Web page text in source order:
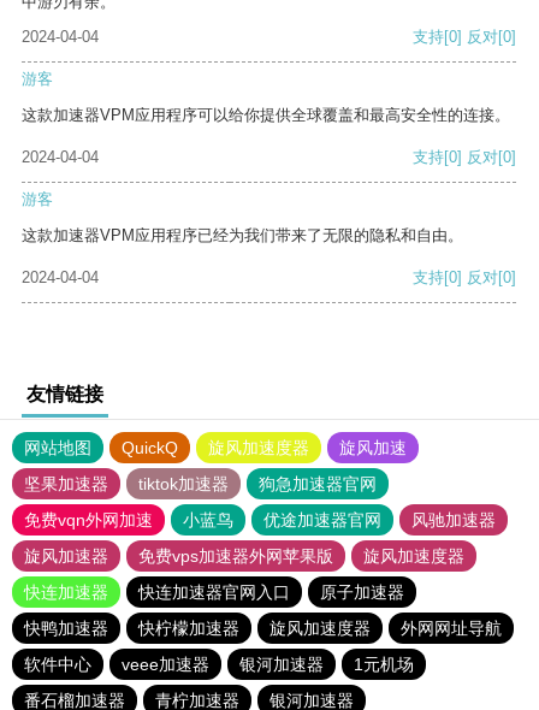
2024-04-04
支持[0] 反对[0]
游客
这款加速器VPM应用程序可以给你提供全球覆盖和最高安全性的连接。
2024-04-04 支持[0] 反对[0]
游客
这款加速器VPM应用程序已经为我们带来了无限的隐私和自由。
2024-04-04 支持[0] 反对[0]
友情链接
网站地图 QuickQ 旋风加速度器
旋风加速
坚果加速器
tiktok加速器
狗急加速器官网
免费vqn外网加速
小蓝鸟 优途加速器官网
风驰加速器
旋风加速器
免费vps加速器外网苹果版
旋风加速度器
快连加速器
快连加速器官网入口
原子加速器
快鸭加速器
快柠檬加速器 旋风加速度器
外网网址导航
软件中心
veee加速器 银河加速器
1元机场
番石榴加速器
青柠加速器 银河加速器